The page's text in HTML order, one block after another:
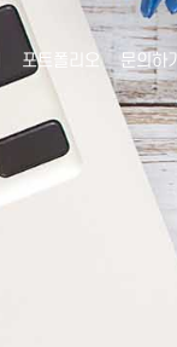
포트폴리오 문의하기